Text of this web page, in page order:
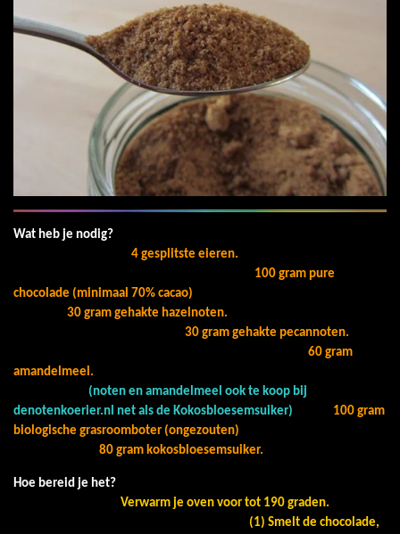
Wat heb je nodig?
4 gesplitste eieren.
100 gram pure
chocolade (minimaal 70% cacao)
30 gram gehakte hazelnoten.
30 gram gehakte pecannoten.
60 gram
amandelmeel.
(noten en amandelmeel ook te koop bij
denotenkoerier.nl net als de Kokosbloesemsuiker)
100 gram
biologische grasroomboter (ongezouten)
80 gram kokosbloesemsuiker.
Hoe bereid je het?
Verwarm je oven voor tot 190 graden.
(1) Smelt de chocolade,